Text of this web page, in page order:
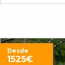
Desde
1525€